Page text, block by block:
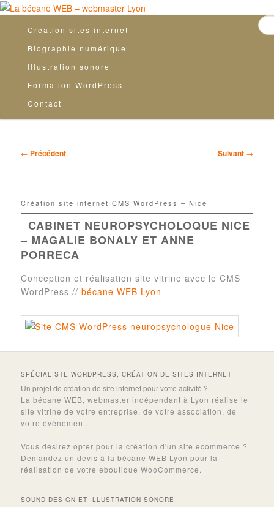
MENU
PRINCIPAL
Aller au contenu principal
Création sites internet
Biographie numérique
Illustration sonore
Formation WordPress
Contact
NAVIGATION
← Précédent Suivant →
Création site internet CMS WordPress – Nice
CABINET NEUROPSYCHOLOQUE NICE
– MAGALIE BONALY ET ANNE
PORRECA
Conception et réalisation site vitrine avec le CMS
WordPress //bécane WEB Lyon
SPÉCIALISTE WORDPRESS, CRÉATION DE SITES INTERNET
Un projet de création de site internet pour votre activité ?
La bécane WEB, webmaster indépendant à Lyon réalise le
site vitrine de votre entreprise, de votre association, de
votre évènement.
Vous désirez opter pour la création d'un site ecommerce ?
Demandez un devis à la bécane WEB Lyon pour la
réalisation de votre eboutique WooCommerce.
SOUND DESIGN ET ILLUSTRATION SONORE